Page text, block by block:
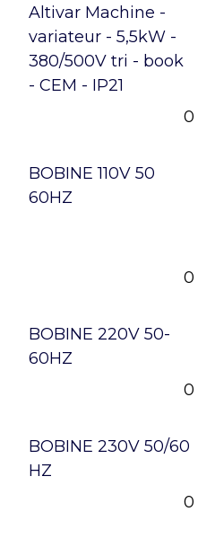
Altivar Machine -
variateur - 5,5kW -
380/500V tri - book
- CEM - IP21
0
BOBINE 110V 50
60HZ
0
BOBINE 220V 50-
60HZ
0
BOBINE 230V 50/60
HZ
0